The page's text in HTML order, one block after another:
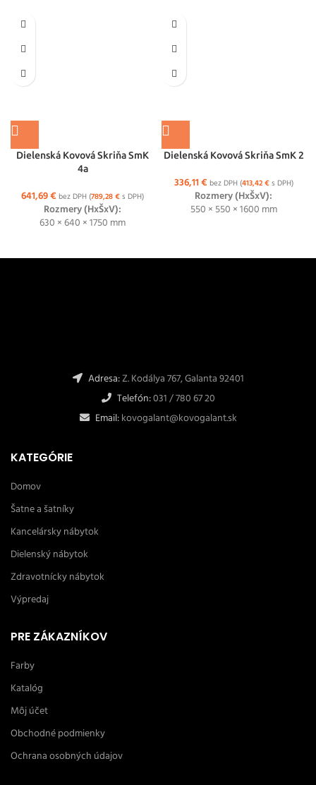
Dielenská Kovová Skriňa SmK
4a
641,69€ bez DPH (789,28€s DPH)
Rozmery (HxŠxV):
630 × 640 × 1750 mm
Dielenská Kovová Skriňa SmK 2
336,11€ bez DPH (413,42€s DPH)
Rozmery (HxŠxV):
550 × 550 × 1600 mm
Adresa:Z. Kodálya 767, Galanta 92401
Telefón:031 / 780 67 20
Email:kovogalant@kovogalant.sk
KATEGÓRIE
Domov
Šatne a šatníky
Kancelársky nábytok
Dielenský nábytok
Zdravotnícky nábytok
Výpredaj
PRE ZÁKAZNÍKOV
Farby
Katalóg
Môj účet
Obchodné podmienky
Ochrana osobných údajov